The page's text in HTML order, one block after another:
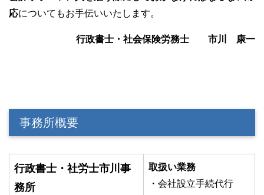
応についてもお手伝いいたします。
行政書士・社会保険労務士 市川 康一
事務所概要
行政書士・社労士市川事
務所
取扱い業務
・会社設立手続代行